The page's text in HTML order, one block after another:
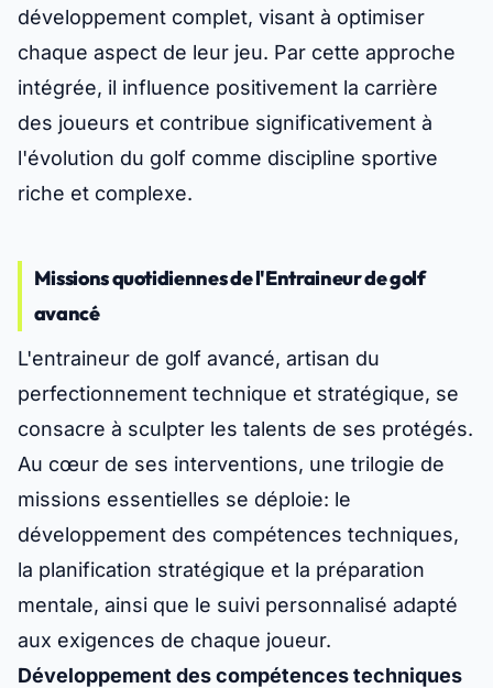
développement complet, visant à optimiser
chaque aspect de leur jeu. Par cette approche
intégrée, il influence positivement la carrière
des joueurs et contribue significativement à
l'évolution du golf comme discipline sportive
riche et complexe.
Missions quotidiennes de l'Entraineur de golf
avancé
L'entraineur de golf avancé, artisan du
perfectionnement technique et stratégique, se
consacre à sculpter les talents de ses protégés.
Au cœur de ses interventions, une trilogie de
missions essentielles se déploie: le
développement des compétences techniques,
la planification stratégique et la préparation
mentale, ainsi que le suivi personnalisé adapté
aux exigences de chaque joueur.
Développement des compétences techniques